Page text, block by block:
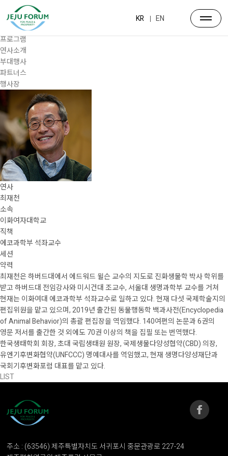
KR EN
프로그램
대주제
포럼일정
프로그램
연사소개
부대행사
파트너스
행사장
연사
최재천
소속
이화여자대학교
직책
에코과학부 석좌교수
세션
약력
최재천은 하버드대에서 에드워드 윌슨 교수의 지도로 진화생물학 박사 학위를
받고 하버드대 전임강사와 미시건대 조교수, 서울대 생명과학부 교수를 거쳐
현재는 이화여대 에코과학부 석좌교수로 일하고 있다. 현재 다섯 국제학술지의
편집위원을 맡고 있으며, 2019년 출간된 동물행동학 백과사전(Encyclopedia
of Animal Behavior)의 총괄 편집장을 역임했다. 140여편의 논문과 6권의
영문 저서를 출간한 것 외에도 70권 이상의 책을 집필 또는 번역했다.
한국생태학회 회장, 초대 국립생태원 원장, 국제생물다양성협약(CBD) 의장,
유엔기후변화협약(UNFCCC) 명예대사를 역임했고, 현재 생명다양성재단과
국회기후변화포럼 대표를 맡고 있다.
LIST
주소 : (63546) 제주특별자치도 서귀포시 중문관광로 227-24